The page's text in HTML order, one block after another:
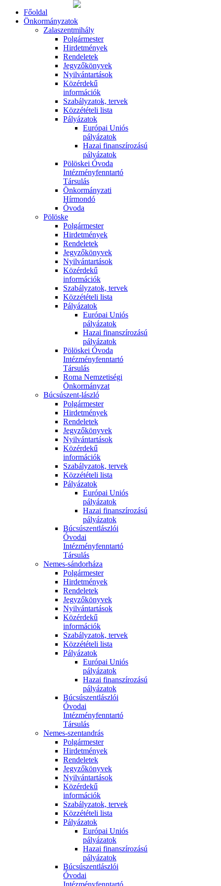
Főoldal
Önkormányzatok
Zalaszentmihály
Polgármester
Hirdetmények
Rendeletek
Jegyzőkönyvek
Nyilvántartások
Közérdekű
információk
Szabályzatok, tervek
Közzétételi lista
Pályázatok
Európai Uniós
pályázatok
Hazai finanszírozású
pályázatok
Pölöskei Óvoda
Intézményfenntartó
Társulás
Önkormányzati
Hírmondó
Óvoda
Pölöske
Polgármester
Hirdetmények
Rendeletek
Jegyzőkönyvek
Nyilvántartások
Közérdekű
információk
Szabályzatok, tervek
Közzétételi lista
Pályázatok
Európai Uniós
pályázatok
Hazai finanszírozású
pályázatok
Pölöskei Óvoda
Intézményfenntartó
Társulás
Roma Nemzetiségi
Önkormányzat
Búcsúszent-lászló
Polgármester
Hirdetmények
Rendeletek
Jegyzőkönyvek
Nyilvántartások
Közérdekű
információk
Szabályzatok, tervek
Közzétételi lista
Pályázatok
Európai Uniós
pályázatok
Hazai finanszírozású
pályázatok
Búcsúszentlászlói
Óvodai
Intézményfenntartó
Társulás
Nemes-sándorháza
Polgármester
Hirdetmények
Rendeletek
Jegyzőkönyvek
Nyilvántartások
Közérdekű
információk
Szabályzatok, tervek
Közzétételi lista
Pályázatok
Európai Uniós
pályázatok
Hazai finanszírozású
pályázatok
Búcsúszentlászlói
Óvodai
Intézményfenntartó
Társulás
Nemes-szentandrás
Polgármester
Hirdetmények
Rendeletek
Jegyzőkönyvek
Nyilvántartások
Közérdekű
információk
Szabályzatok, tervek
Közzétételi lista
Pályázatok
Európai Uniós
pályázatok
Hazai finanszírozású
pályázatok
Búcsúszentlászlói
Óvodai
Intézményfenntartó